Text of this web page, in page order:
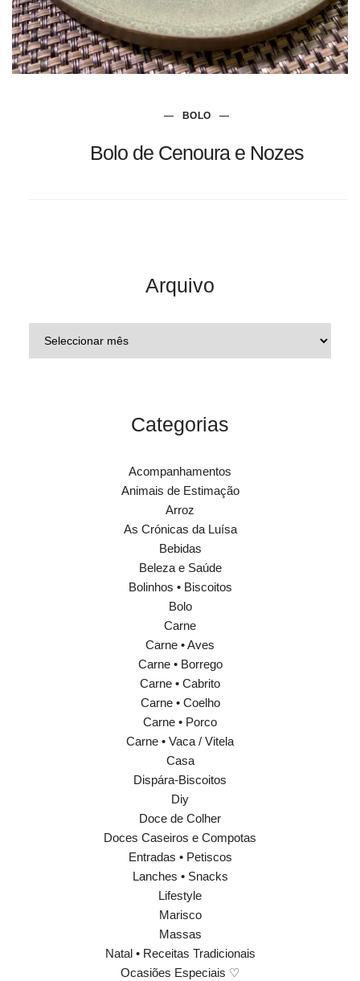
BOLO
Bolo de Cenoura e Nozes
Arquivo
Categorias
Acompanhamentos
Animais de Estimação
Arroz
As Crónicas da Luísa
Bebidas
Beleza e Saúde
Bolinhos • Biscoitos
Bolo
Carne
Carne • Aves
Carne • Borrego
Carne • Cabrito
Carne • Coelho
Carne • Porco
Carne • Vaca / Vitela
Casa
Dispára-Biscoitos
Diy
Doce de Colher
Doces Caseiros e Compotas
Entradas • Petiscos
Lanches • Snacks
Lifestyle
Marisco
Massas
Natal • Receitas Tradicionais
Ocasiões Especiais ♡